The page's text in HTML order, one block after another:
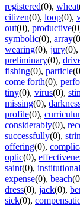
registered(0), wheat
citizen(0), loop(0),
out(0), productive
symbolic(0), array
wearing(0), jury(0),
preliminary(0),
fishing(0), particle
come forth(0),
tiny(0), virus(0),
missing(0),
profile(0),
considerably(0),
successfully(0),
offering(0),
optic(0),
saint(0), institutional
expense(0), beach
dress(0), jack(0),
sick(0),